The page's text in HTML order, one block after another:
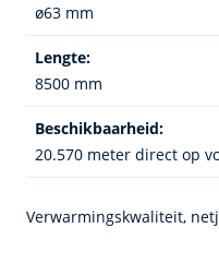
ø63 mm
Lengte:
8500 mm
Beschikbaarheid:
20.570 meter direct op
Verwarmingskwaliteit,